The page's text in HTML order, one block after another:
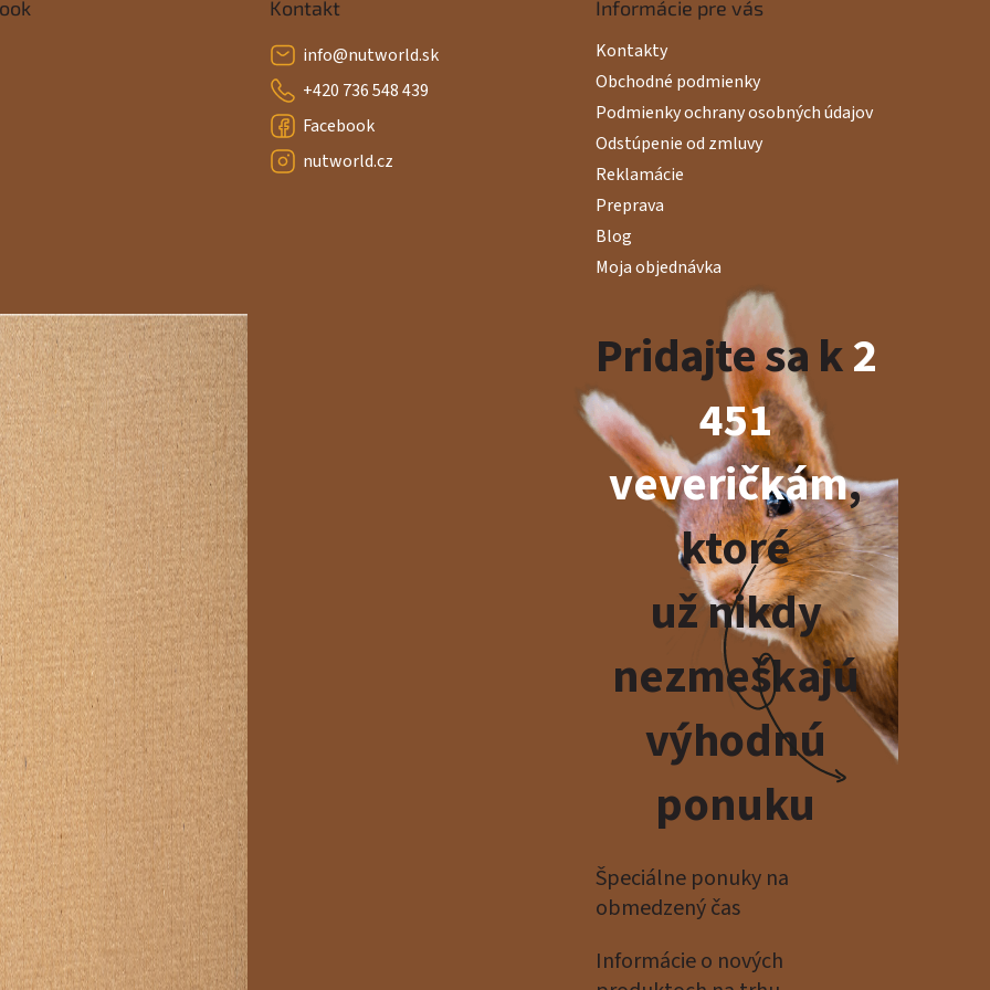
Kontakt
info@nutworld.sk
+420 736 548 439
Facebook
nutworld.cz
Informácie pre vás
Kontakty
Obchodné podmienky
Podmienky ochrany osobných údajov
Odstúpenie od zmluvy
Reklamácie
Preprava
Blog
Moja objednávka
Pridajte sa k2
451
veveričkám,
ktoré
už nikdy
nezmeškajú
výhodnú
ponuku
Špeciálne ponuky na
obmedzený čas
Informácie o nových